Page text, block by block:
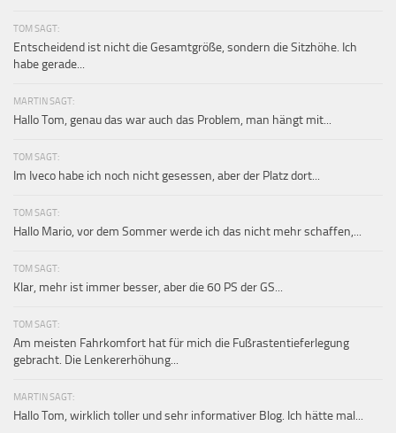
TOM SAGT:
Entscheidend ist nicht die Gesamtgröße, sondern die Sitzhöhe. Ich
habe gerade...
MARTIN SAGT:
Hallo Tom, genau das war auch das Problem, man hängt mit...
TOM SAGT:
Im Iveco habe ich noch nicht gesessen, aber der Platz dort...
TOM SAGT:
Hallo Mario, vor dem Sommer werde ich das nicht mehr schaffen,...
TOM SAGT:
Klar, mehr ist immer besser, aber die 60 PS der GS...
TOM SAGT:
Am meisten Fahrkomfort hat für mich die Fußrastentieferlegung
gebracht. Die Lenkererhöhung...
MARTIN SAGT:
Hallo Tom, wirklich toller und sehr informativer Blog. Ich hätte mal...